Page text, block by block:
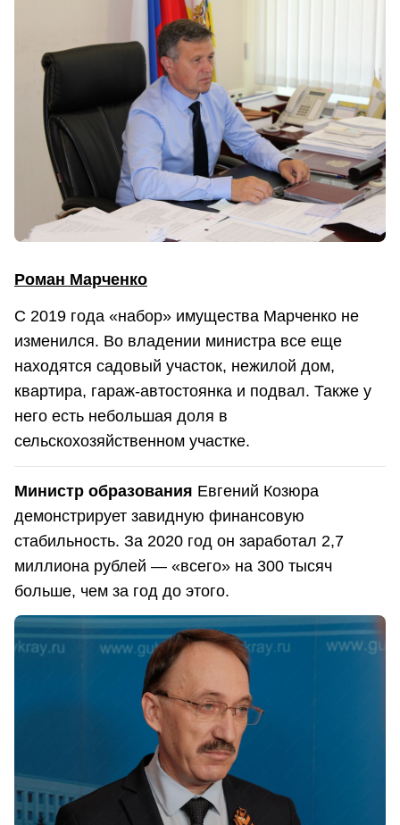
Роман Марченко
С 2019 года «набор» имущества Марченко не
изменился. Во владении министра все еще
находятся садовый участок, нежилой дом,
квартира, гараж-автостоянка и подвал. Также у
него есть небольшая доля в
сельскохозяйственном участке.
Министр образования Евгений Козюра
демонстрирует завидную финансовую
стабильность. За 2020 год он заработал 2,7
миллиона рублей — «всего» на 300 тысяч
больше, чем за год до этого.